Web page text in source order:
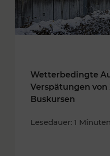
Wetterbedingte
Verspätungen von
Buskursen
Lesedauer: 1 Minuten